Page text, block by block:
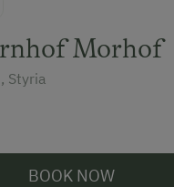
Morhof
Styria
BOOK NOW